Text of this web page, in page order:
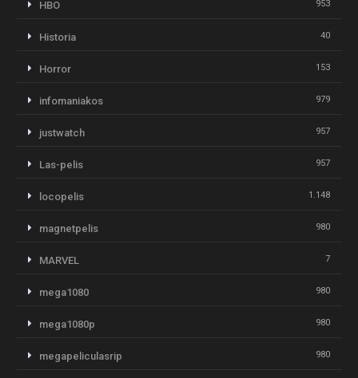
HBO 953
Historia 40
Horror 153
infomaniakos 979
justwatch 957
Las-pelis 957
locopelis 1.148
magnetpelis 980
MARVEL 7
mega1080 980
mega1080p 980
megapeliculasrip 980